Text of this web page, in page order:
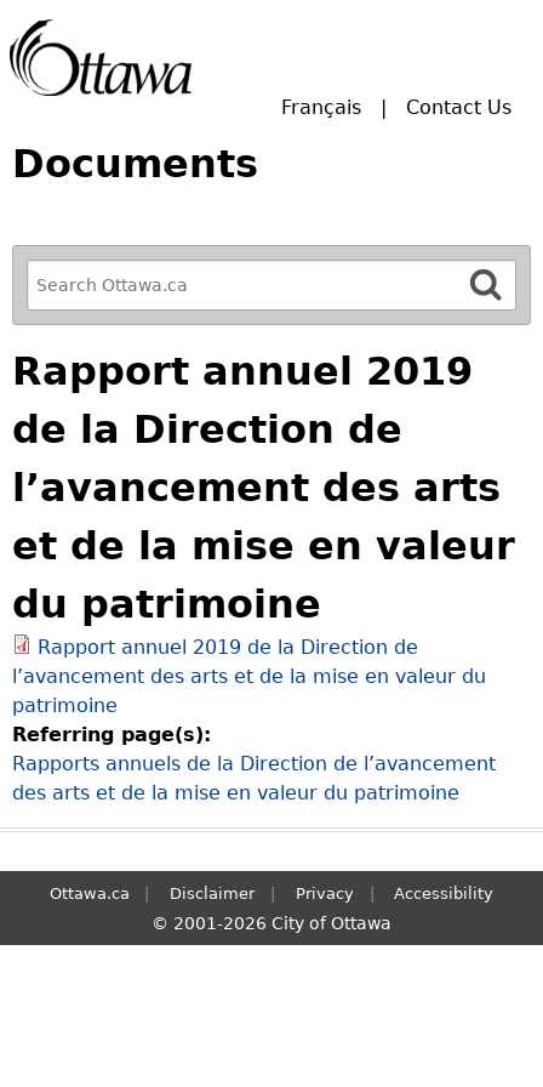
Français Contact Us
Documents
R
e
f
i
n
e
y
o
r
S
e
a
r
c
h
Rapport annuel 2019
de la Direction de
l’avancement des arts
et de la mise en valeur
du patrimoine
Rapport annuel 2019 de la Direction de
l’avancement des arts et de la mise en valeur du
patrimoine
Referring page(s):
Rapports annuels de la Direction de l’avancement
des arts et de la mise en valeur du patrimoine
Ottawa.ca Disclaimer Privacy Accessibility
© 2001-2026 City of Ottawa